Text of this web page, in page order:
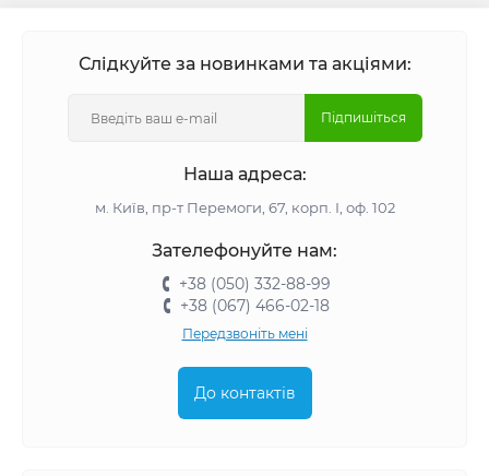
Слідкуйте за новинками та акціями:
Підпишіться
Наша адреса:
м. Київ, пр-т Перемоги, 67, корп. І, оф. 102
Зателефонуйте нам:
+38 (050) 332-88-99
+38 (067) 466-02-18
Передзвоніть мені
До контактів